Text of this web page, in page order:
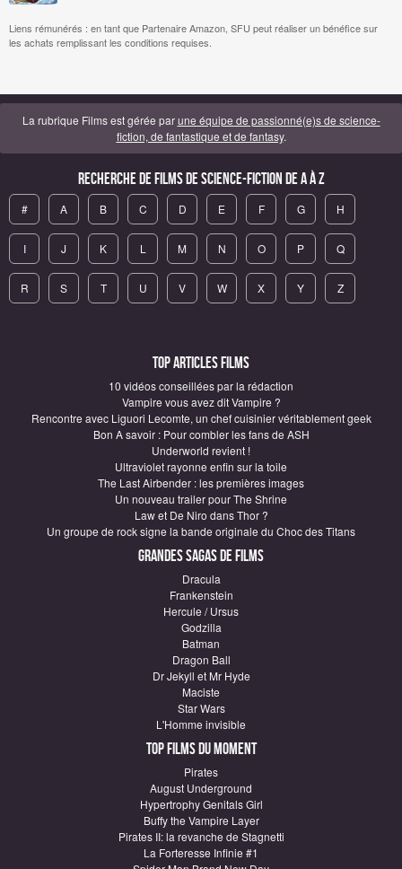
Liens rémunérés : en tant que Partenaire Amazon, SFU peut réaliser un bénéfice sur
les achats remplissant les conditions requises.
La rubrique Films est gérée parune équipe de passionné(e)s de science-
fiction, de fantastique et de fantasy.
Recherche de Films de science-fiction de A à Z
# A B C D E F G H
I J K L M N O P Q
R S T U V W X Y Z
Top articles Films
10 vidéos conseillées par la rédaction
Vampire vous avez dit Vampire ?
Rencontre avec Liguori Lecomte, un chef cuisinier véritablement geek
Bon A savoir : Pour combler les fans de ASH
Underworld revient !
Ultraviolet rayonne enfin sur la toile
The Last Airbender : les premières images
Un nouveau trailer pour The Shrine
Law et De Niro dans Thor ?
Un groupe de rock signe la bande originale du Choc des Titans
Grandes sagas de Films
Dracula
Frankenstein
Hercule / Ursus
Godzilla
Batman
Dragon Ball
Dr Jekyll et Mr Hyde
Maciste
Star Wars
L'Homme invisible
Top Films du moment
Pirates
August Underground
Hypertrophy Genitals Girl
Buffy the Vampire Layer
Pirates II: la revanche de Stagnetti
La Forteresse Infinie #1